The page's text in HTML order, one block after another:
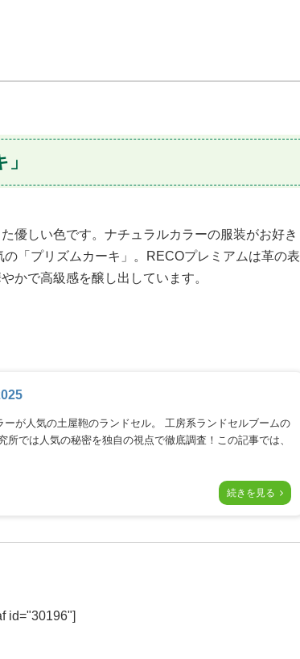
優しい色です。ナチュラルカラーの服装がお好き
「プリズムカーキ」。RECOプレミアムは革の表
かで高級感を醸し出しています。
が人気の土屋鞄のランドセル。 工房系ランドセルブームの
では人気の秘密を独自の視点で徹底調査！この記事では、
続きを見る
id="30196"]